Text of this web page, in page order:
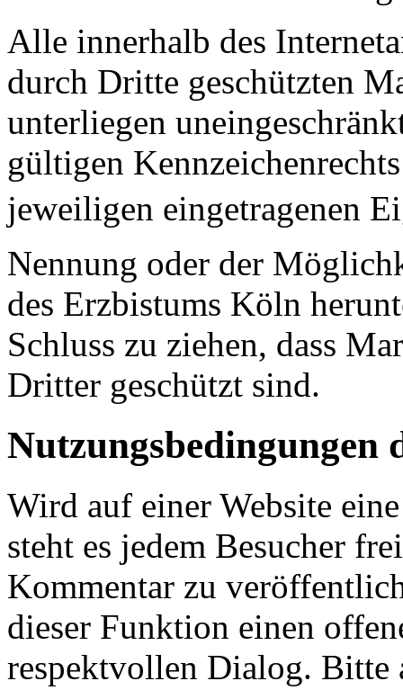
Alle innerhalb des
durch Dritte geschützten
unterliegen
gültigen
jeweiligen eingetragenen
Nennung oder der
des Erzbistums Köln
Schluss zu ziehen, dass
Dritter geschützt sind.
Wird auf einer Website
steht es jedem Besucher
Kommentar zu
dieser Funktion einen
respektvollen Dialog. Bitte